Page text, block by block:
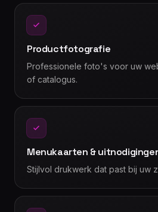
Productfotografie
Professionele foto's voor uw
of catalogus.
Menukaarten &
Stijlvol drukwerk dat past bij uw